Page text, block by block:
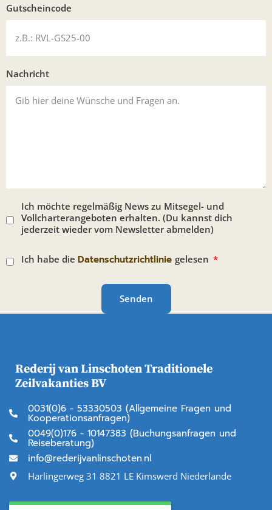
Gutscheincode
Nachricht
Ich möchte regelmäßig News zu Mitsegel- und
Vollcharterangeboten erhalten. (Du kannst dich
jederzeit wieder vom Newsletter abmelden)
Ich habe die Datenschutzrichtlinie gelesen
Senden
Rederij van Linschoten Traditionele
Zeilvakanties BV
0031(0)6 - 53330503 (Allgemeine Fragen und
Kooperationsanfragen)
0049(0)176 - 10147383 (Buchungsanfragen und
Reiseberatung)
info@rederijvanlinschoten.nl
Harlingerweg 31 8821 LE Kimswerd Niederlande